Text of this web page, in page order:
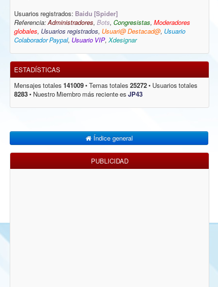
Usuarios registrados: Baidu [Spider]
Referencia: Administradores, Bots, Congresistas, Moderadores
globales, Usuarios registrados, Usuari@ Destacad@, Usuario
Colaborador Paypal, Usuario VIP, Xdesignar
ESTADÍSTICAS
Mensajes totales 141009 • Temas totales 25272 • Usuarios totales
8283 • Nuestro Miembro más reciente es JP43
Índice general
PUBLICIDAD